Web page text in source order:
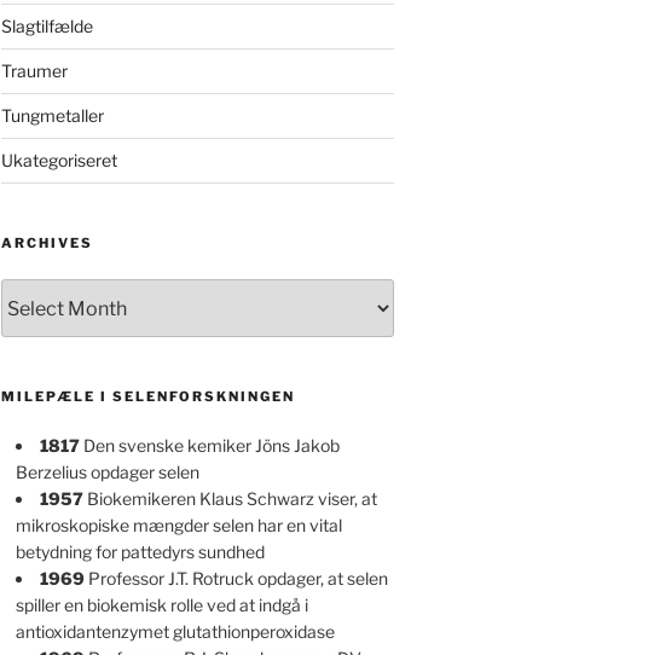
Slagtilfælde
Traumer
Tungmetaller
Ukategoriseret
ARCHIVES
MILEPÆLE I SELENFORSKNINGEN
1817Den svenske kemiker Jöns Jakob
Berzelius opdager selen
1957Biokemikeren Klaus Schwarz viser, at
mikroskopiske mængder selen har en vital
betydning for pattedyrs sundhed
1969Professor J.T. Rotruck opdager, at selen
spiller en biokemisk rolle ved at indgå i
antioxidantenzymet glutathionperoxidase